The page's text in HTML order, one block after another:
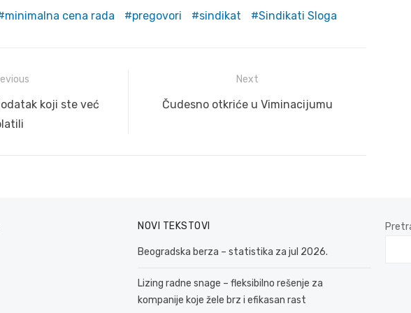
minimalna cena rada pregovori sindikat Sindikati Sloga
koji ste već
Next
Next
Čudesno otkriće u Viminacijumu
NOVI TEKSTOVI
Beogradska berza – statistika za jul 2026.
Lizing radne snage – fleksibilno rešenje za
kompanije koje žele brz i efikasan rast